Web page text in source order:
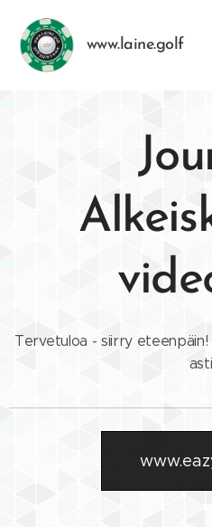
www.laine.golf
Tervetuloa - siirry eteenpäin!